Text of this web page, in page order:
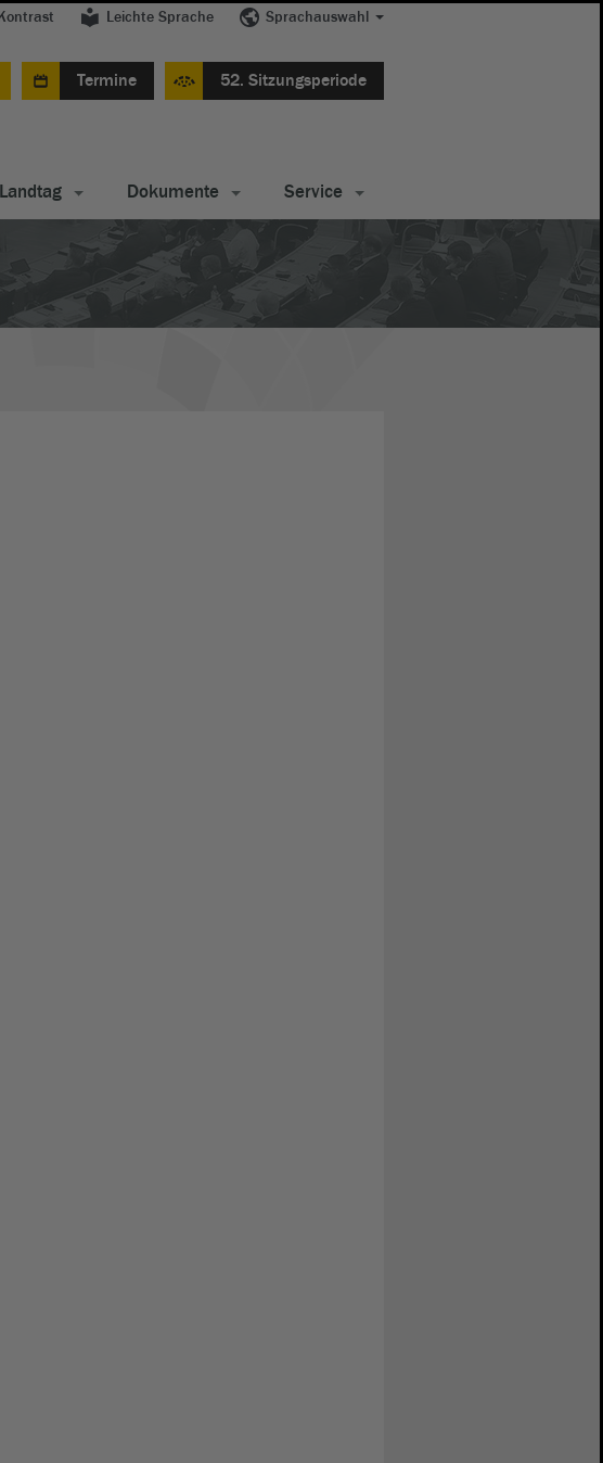
Leichte Sprache Sprachauswahl
Termine 52. Sitzungsperiode
Landtag Dokumente Service